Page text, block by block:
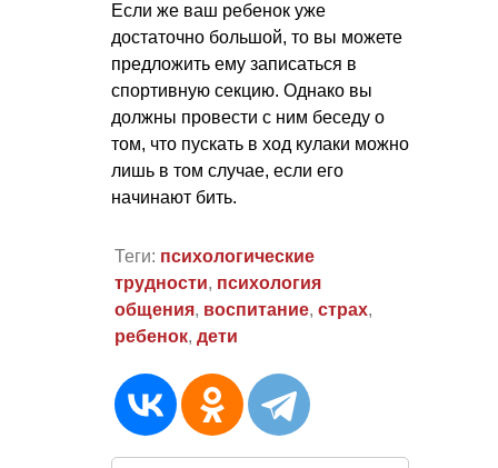
Если же ваш ребенок уже
достаточно большой, то вы можете
предложить ему записаться в
спортивную секцию. Однако вы
должны провести с ним беседу о
том, что пускать в ход кулаки можно
лишь в том случае, если его
начинают бить.
Теги: психологические
трудности, психология
общения, воспитание, страх,
ребенок, дети